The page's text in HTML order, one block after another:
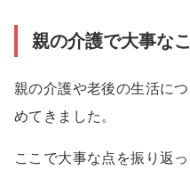
親の介護で大事な
親の介護や老後の生活に
めてきました。
ここで大事な点を振り返っ